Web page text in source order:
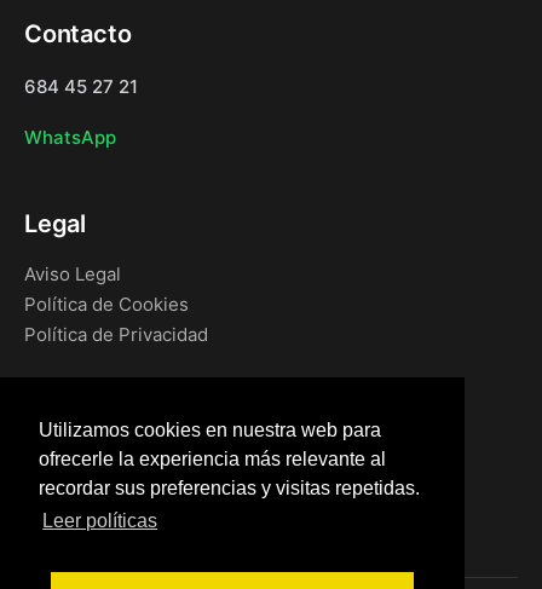
Utilizamos cookies en nuestra web para
ofrecerle la experiencia más relevante al
recordar sus preferencias y visitas repetidas.
Leer políticas
Contacto
684 45 27 21
WhatsApp
Legal
Aviso Legal
Política de Cookies
Política de Privacidad
Inicio
Blog
Tienda